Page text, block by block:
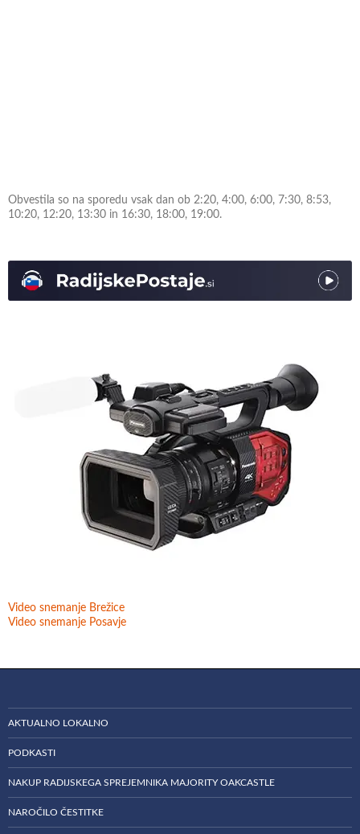
Obvestila so na sporedu vsak dan ob 2:20, 4:00, 6:00, 7:30, 8:53,
10:20, 12:20, 13:30 in 16:30, 18:00, 19:00.
Video snemanje Brežice
Video snemanje Posavje
AKTUALNO LOKALNO
PODKASTI
NAKUP RADIJSKEGA SPREJEMNIKA MAJORITY OAKCASTLE
NAROČILO ČESTITKE